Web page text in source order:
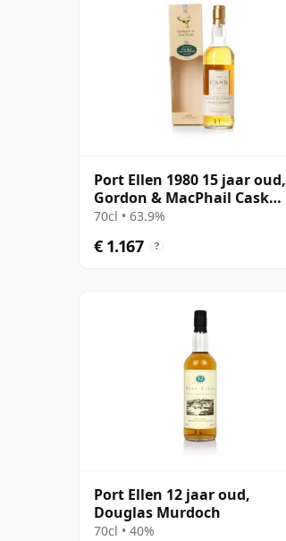
Port Ellen 1980 15 jaar oud,
Gordon & MacPhail Cask
Strength 1996 Bottling with
70cl • 63.9%
€ 1.167 ?
Port Ellen 12 jaar oud,
Douglas Murdoch
70cl • 40%